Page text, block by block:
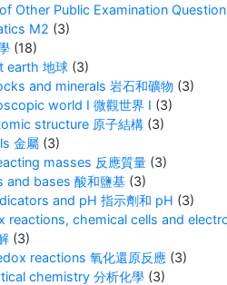
理解原因，科学家们使用先
尺度下观察这些材料，发现
变化在这一过程中起着关键
热爱物理，这正是你深入探
许有一天，你的发现将会成
内容。说不定，你就能解开
重大谜题！ 链接：
news-
Other Public Examination
M2 (3)
(18)
earth 地球 (3)
and minerals 岩石和礦物 (3)
world I 微觀世界 I (3)
structure 原子結構 (3)
金屬 (3)
masses 反應質量 (3)
and bases 酸和鹽基 (3)
and pH 指示劑和 pH (3)
reactions, chemical cells and
(3)
reactions 氧化還原反應 (3)
chemistry 分析化學 (3)